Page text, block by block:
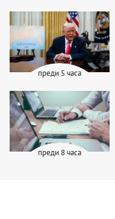
преди 5 часа
преди 8 часа